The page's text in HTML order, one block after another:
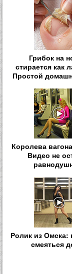
Грибок на
стирается как
Простой
Королева
Видео не
Ролик из Омска:
смеяться